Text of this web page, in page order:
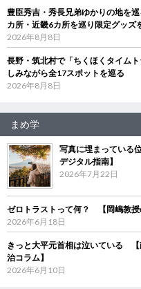
豊臣秀吉・秀長兄弟ゆかりの地を
カ所・近畿6カ所を巡り限定グッズ
2026年8月8日
長野・筑北村で「ちくほくタイム
しみながら全17スポットを巡る
2026年8月8日
まめ学
写真に埋まっている
デジタル指南】
2026年7月22日
ゼロトラストって何？ 【岡嶋教授
2026年6月18日
きっと大平元首相は泣いている
治コラム】
2026年6月10日